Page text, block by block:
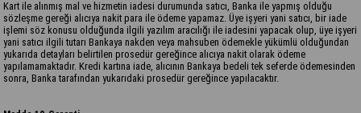
Kart ile alınmış mal ve hizmetin iadesi durumunda satıcı, Banka ile yapmış olduğu
sözleşme gereği alıcıya nakit para ile ödeme yapamaz. Üye işyeri yani satıcı, bir iade
işlemi söz konusu olduğunda ilgili yazılım aracılığı ile iadesini yapacak olup, üye işyeri
yani satıcı ilgili tutarı Bankaya nakden veya mahsuben ödemekle yükümlü olduğundan
yukarıda detayları belirtilen prosedür gereğince alıcıya nakit olarak ödeme
yapılamamaktadır. Kredi kartına iade, alıcının Bankaya bedeli tek seferde ödemesinden
sonra, Banka tarafından yukarıdaki prosedür gereğince yapılacaktır.